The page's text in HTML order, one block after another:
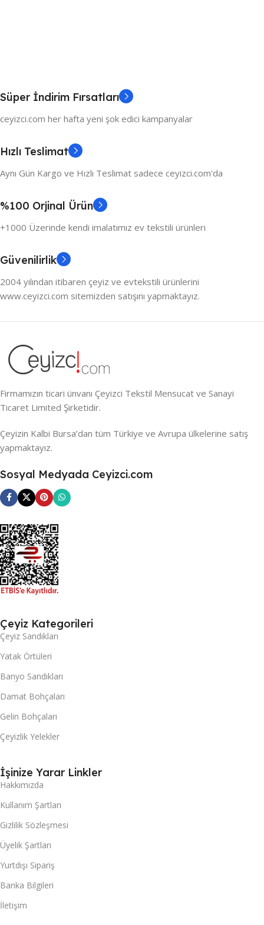
Süper İndirim Fırsatları
ceyizci.com her hafta yeni şok edici kampanyalar
Hızlı Teslimat
Aynı Gün Kargo ve Hızlı Teslimat sadece ceyizci.com'da
%100 Orjinal Ürün
+1000 Üzerinde kendi imalatımız ev tekstili ürünleri
Güvenilirlik
2004 yılından itibaren çeyiz ve evtekstili ürünlerini
www.ceyizci.com sitemizden satışını yapmaktayız.
Firmamızın ticari ünvanı Çeyizci Tekstil Mensucat ve Sanayi
Ticaret Limited Şirketidir.
Çeyizin Kalbi Bursa’dan tüm Türkiye ve Avrupa ülkelerine satış
yapmaktayız.
Sosyal Medyada Ceyizci.com
Çeyiz Kategorileri
Çeyiz Sandıkları
Yatak Örtüleri
Banyo Sandıkları
Damat Bohçaları
Gelin Bohçaları
Çeyizlik Yelekler
İşinize Yarar Linkler
Hakkımızda
Kullanım Şartları
Gizlilik Sözleşmesi
Üyelik Şartları
Yurtdışı Sipariş
Banka Bilgileri
İletişim